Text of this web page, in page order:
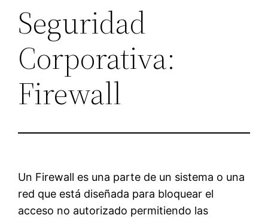
Seguridad
Corporativa:
Firewall
Un Firewall es una parte de un sistema o una
red que está diseñada para bloquear el
acceso no autorizado permitiendo las